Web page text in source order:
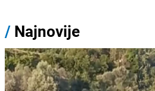
/ Najnovije